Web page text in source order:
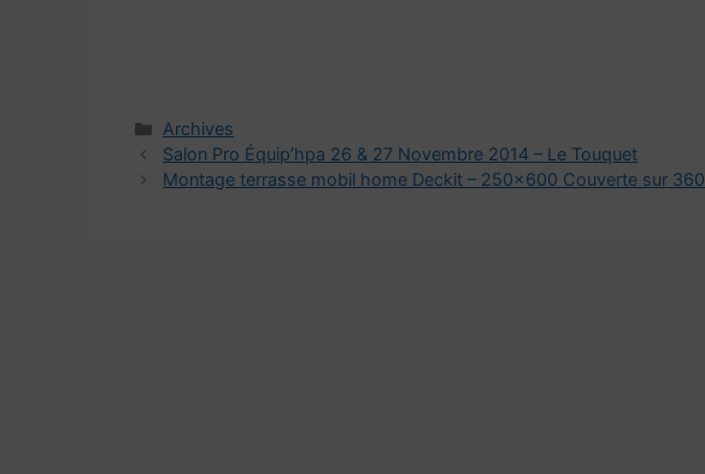
Catégories
Archives
Salon Pro Équip’hpa 26 & 27 Novembre 2014 – Le Touquet
Montage terrasse mobil home Deckit – 250×600 Couverte sur 360